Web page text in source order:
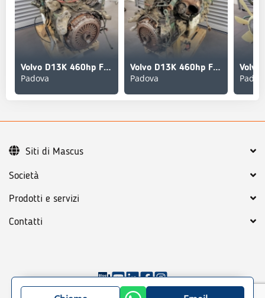
Volvo D13K 460hp FH4 INJECTOR PUMP - EURO 6
Padova
Volvo D13K 460hp FH4 COMMON RAIL - EURO 6
Padova
Società
Prodotti e servizi
Contatti
Siti di Mascus